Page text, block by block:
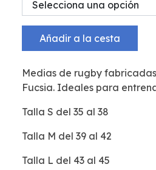
Añadir a la cesta
Medias de rugby
Fucsia. Ideales para
Talla S del 35 al 38
Talla M del 39 al 42
Talla L del 43 al 45